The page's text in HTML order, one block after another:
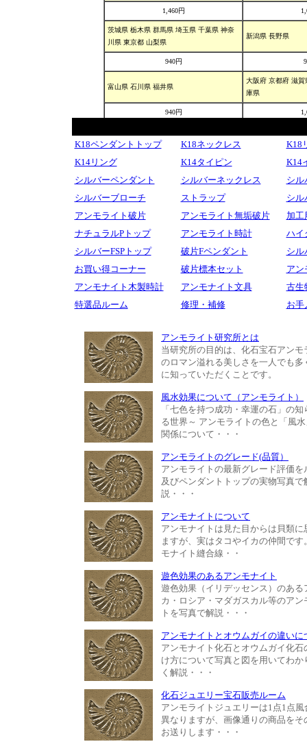
K18ペンダントトップ K18ネックレス
K18
K14リング
K14タイピン
K14
シルバーペンダント
シルバーネックレス
シル
シルバーブローチ
ストラップ
シル
アンモライト破片
アンモライト無垢破片
加工
ナチュラルPトップ
アンモライト時計
ハイ
シルバーFSPトップ
破片Fペンダント
シル
お買い得コーナー
破片標本セット
アン
アンモナイト木製時計
アンモナイト文具
古生
特選品ルーム
修理・補修 お手
アンモライト研究所とは
当研究所の目的は、化石宝石アンモ
のロマン溢れる美しさを一人でも多
に知っていただくことです。
風水効果について（アンモライト）
「七色を持つ成功・幸運の石」の知
る世界～ アンモライトの色と「風
関係について・・・
アンモライトのグレード(品質）
アンモライトの最新グレード評価を
及びペンダントトップの実物写真で
説・・・
アンモナイトについて
アンモナイトは見た目からは貝類に
ますが、実はタコやイカの仲間です
モナイト縫合線・・
遊色効果のあるアンモナイト
遊色効果（イリデッセンス）のある
カ・ロシア・マダガスカル等のアン
トを写真で解説・・・
アンモナイトとオウムガイの違いに
アンモナイト化石とオウムガイ化石
け方について写真と図を用いてわか
く解説・・・
化石ジュエリー宝石販売ルーム
アンモライトジュエリーは1点1点風
異なりますが、画像通りの商品をそ
お送りします・・・